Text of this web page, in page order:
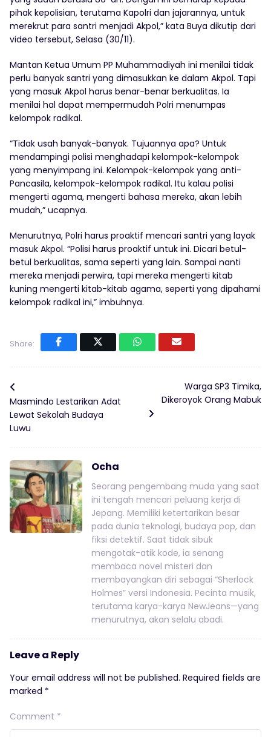
pihak kepolisian, terutama Kapolri dan jajarannya, untuk
merekrut para santri menjadi Akpol,” kata Buya dikutip dari
video tersebut, Selasa (30/11).
Mantan Ketua Umum PP Muhammadiyah ini menilai tidak
perlu banyak santri yang dimasukkan ke dalam Akpol. Tapi
yang masuk Akpol harus benar-benar berkualitas. Ia
menilai hal dapat mempermudah Polri menumpas
kelompok radikal.
“Tidak usah banyak-banyak. Tujuannya apa? Untuk
mendampingi polisi menghadapi kelompok-kelompok
yang menyimpang ini. Kelompok-kelompok yang anti-
Pancasila, kelompok-kelompok radikal. Itu kalau polisi
mengerti agama, mengerti bahasa mereka, akan lebih
mudah,” ucapnya.
Menurutnya, Polri harus proaktif mencari santri yang layak
masuk Akpol. “Polisi harus proaktif untuk ini. Dicari betul-
betul berkualitas, sama seperti yang lain. Sampai nanti
mereka menjadi perwira, tapi mereka mengerti kitab
kuning mengerti kitab-kitab agama, seperti yang dipahami
kelompok radikal ini,” imbuhnya.
Share:
Masmindo Lestarikan Adat
Lewat Sekolah Budaya
Luwu
Warga SP3 Timika,
Dikeroyok Orang Mabuk
Ocha
Seorang pengembang muda yang saat
ini tengah mencari peluang kerja di
Jepang. Memiliki ketertarikan besar
pada dunia teknologi, budaya pop, dan
fiksi detektif. Saat tidak sibuk
mengotak-atik kode, ia senang
membaca novel misteri dan
membayangkan diri sebagai “Sherlock
Holmes” versi Indonesia. Pecinta musik,
terutama karya-karya NewJeans—yang
menurutnya, akan selalu abadi.
Leave a Reply
Your email address will not be published. Required fields are
marked *
Comment *